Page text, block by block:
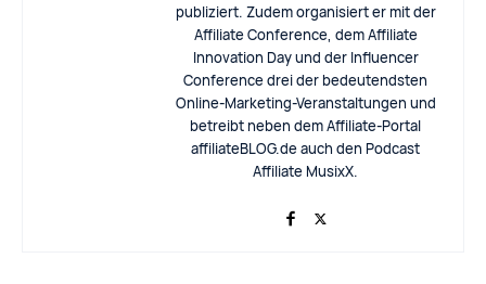
publiziert. Zudem organisiert er mit der
Affiliate Conference, dem Affiliate
Innovation Day und der Influencer
Conference drei der bedeutendsten
Online-Marketing-Veranstaltungen und
betreibt neben dem Affiliate-Portal
affiliateBLOG.de auch den Podcast
Affiliate MusixX.